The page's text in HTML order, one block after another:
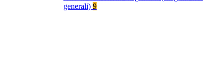
generali) 9